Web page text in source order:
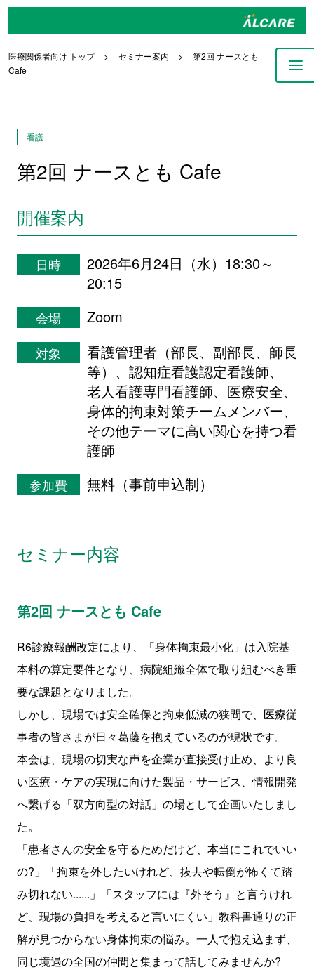
医療関係者向け トップ セミナー案内
第2回 ナースとも
Cafe
看護
第2回 ナースとも Cafe
開催案内
日時
2026年6月24日（水）18:30～
20:15
会場 Zoom
対象
看護管理者（部長、副部長、師長
等）、認知症看護認定看護師、
老人看護専門看護師、医療安全、
身体的拘束対策チームメンバー、
その他テーマに高い関心を持つ看
護師
参加費 無料（事前申込制）
セミナー内容
第2回 ナースとも Cafe
R6診療報酬改定により、「身体拘束最小化」は入院基
本料の算定要件となり、病院組織全体で取り組むべき重
要な課題となりました。
しかし、現場では安全確保と拘束低減の狭間で、医療従
事者の皆さまが日々葛藤を抱えているのが現状です。
本会は、現場の切実な声を企業が直接受け止め、より良
い医療・ケアの実現に向けた製品・サービス、情報開発
へ繋げる「双方向型の対話」の場として企画いたしまし
た。
「患者さんの安全を守るためだけど、本当にこれでいい
の?」「拘束を外したいけれど、抜去や転倒が怖くて踏
み切れない......」「スタッフには『外そう』と言うけれ
ど、現場の負担を考えると言いにくい」教科書通りの正
解が見つからない身体拘束の悩み。一人で抱え込まず、
同じ境遇の全国の仲間と集まって話してみませんか?